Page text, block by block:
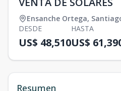
Ensanche Ortega,
DESDE
US$ 48,510
HASTA
US$
Resumen